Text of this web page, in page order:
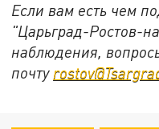
Если вам есть чем
"Царьград-Ростов-
наблюдения,
почту